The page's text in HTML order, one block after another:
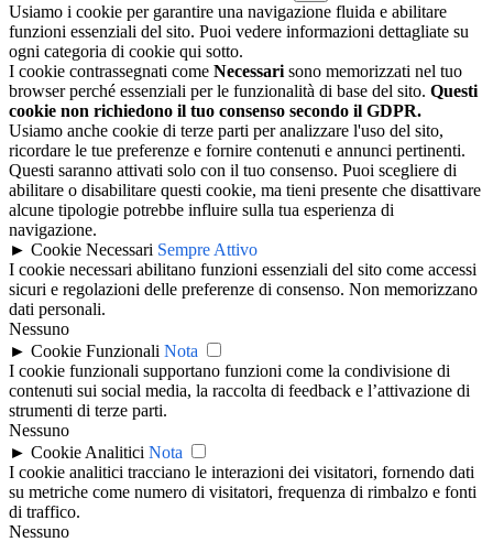
Usiamo i cookie per garantire una navigazione fluida e abilitare
funzioni essenziali del sito. Puoi vedere informazioni dettagliate su
ogni categoria di cookie qui sotto.
I cookie contrassegnati come Necessari sono memorizzati nel tuo
browser perché essenziali per le funzionalità di base del sito. Questi
cookie non richiedono il tuo consenso secondo il GDPR.
Usiamo anche cookie di terze parti per analizzare l'uso del sito,
ricordare le tue preferenze e fornire contenuti e annunci pertinenti.
Questi saranno attivati solo con il tuo consenso. Puoi scegliere di
abilitare o disabilitare questi cookie, ma tieni presente che disattivare
alcune tipologie potrebbe influire sulla tua esperienza di
navigazione.
► Cookie Necessari Sempre Attivo
I cookie necessari abilitano funzioni essenziali del sito come accessi
sicuri e regolazioni delle preferenze di consenso. Non memorizzano
dati personali.
Nessuno
► Cookie Funzionali Nota
I cookie funzionali supportano funzioni come la condivisione di
contenuti sui social media, la raccolta di feedback e l’attivazione di
strumenti di terze parti.
Nessuno
► Cookie Analitici Nota
I cookie analitici tracciano le interazioni dei visitatori, fornendo dati
su metriche come numero di visitatori, frequenza di rimbalzo e fonti
di traffico.
Nessuno